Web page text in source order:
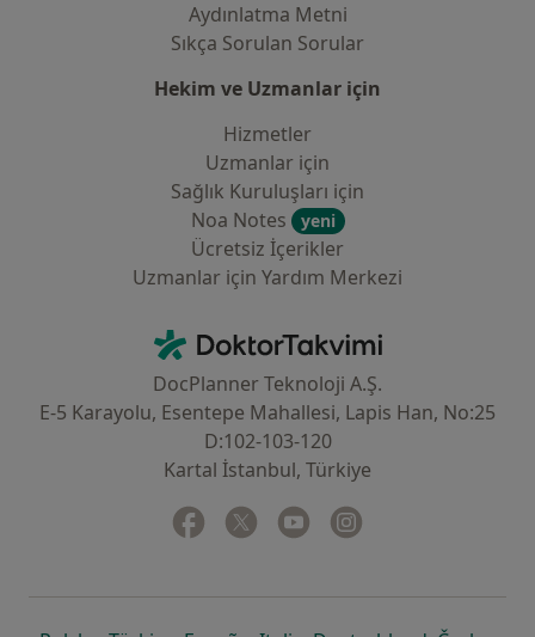
Aydınlatma Metni
Sıkça Sorulan Sorular
Hekim ve Uzmanlar için
Hizmetler
Uzmanlar için
Sağlık Kuruluşları için
Noa Notes
yeni
Ücretsiz İçerikler
Uzmanlar için Yardım Merkezi
DoktorTakvimi - Ana Sayfa
DocPlanner Teknoloji A.Ş.
E-5 Karayolu, Esentepe Mahallesi, Lapis Han, No:25
D:102-103-120
Kartal İstanbul, Türkiye
Facebook
yeni bir sekmede açılır
Twitter
yeni bir sekmede açılır
Youtube
yeni bir sekmede açılır